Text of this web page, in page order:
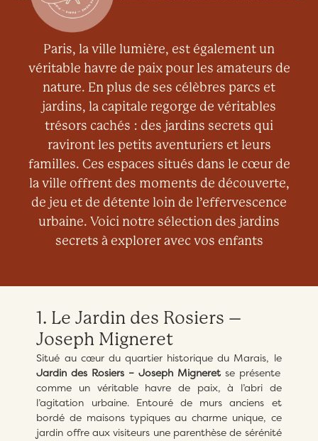
Paris, la ville lumière, est également un
véritable havre de paix pour les amateurs de
nature. En plus de ses célèbres parcs et
jardins, la capitale regorge de véritables
trésors cachés : des jardins secrets qui
raviront les petits aventuriers et leurs
familles. Ces espaces situés dans le cœur de
la ville offrent des moments de découverte,
de jeu et de détente loin de l’effervescence
urbaine. Voici notre sélection des jardins
secrets à explorer avec vos enfants
1. Le Jardin des Rosiers –
Joseph Migneret
Situé au cœur du quartier historique du Marais, le
Jardin des Rosiers – Joseph Migneretse présente
comme un véritable havre de paix, à l’abri de
l’agitation urbaine. Entouré de murs anciens et
bordé de maisons typiques au charme unique, ce
jardin offre aux visiteurs une parenthèse de sérénité